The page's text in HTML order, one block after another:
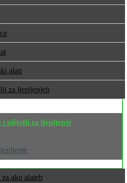
alati
za ljepljenje
i pištolji za ljepljenje
aku alate